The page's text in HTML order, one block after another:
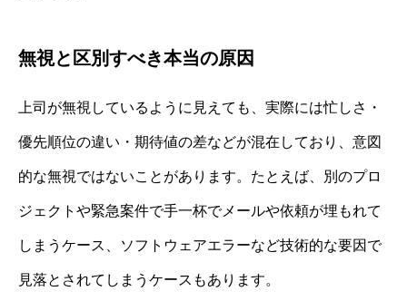
無視と区別すべき本当の原因
上司が無視しているように見えても、実際には忙しさ・
優先順位の違い・期待値の差などが混在しており、意図
的な無視ではないことがあります。たとえば、別のプロ
ジェクトや緊急案件で手一杯でメールや依頼が埋もれて
しまうケース、ソフトウェアエラーなど技術的な要因で
見落とされてしまうケースもあります。